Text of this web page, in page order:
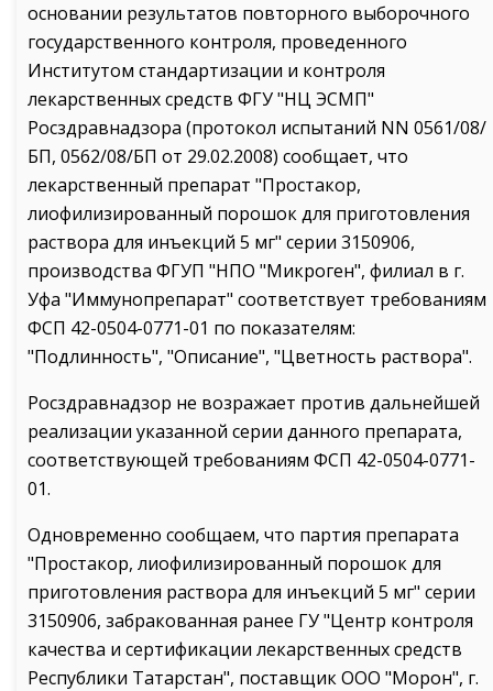
основании результатов повторного выборочного
государственного контроля, проведенного
Институтом стандартизации и контроля
лекарственных средств ФГУ "НЦ ЭСМП"
Росздравнадзора (протокол испытаний NN 0561/08/
БП, 0562/08/БП от 29.02.2008) сообщает, что
лекарственный препарат "Простакор,
лиофилизированный порошок для приготовления
раствора для инъекций 5 мг" серии 3150906,
производства ФГУП "НПО "Микроген", филиал в г.
Уфа "Иммунопрепарат" соответствует требованиям
ФСП 42-0504-0771-01 по показателям:
"Подлинность", "Описание", "Цветность раствора".
Росздравнадзор не возражает против дальнейшей
реализации указанной серии данного препарата,
соответствующей требованиям ФСП 42-0504-0771-
01.
Одновременно сообщаем, что партия препарата
"Простакор, лиофилизированный порошок для
приготовления раствора для инъекций 5 мг" серии
3150906, забракованная ранее ГУ "Центр контроля
качества и сертификации лекарственных средств
Республики Татарстан", поставщик ООО "Морон", г.